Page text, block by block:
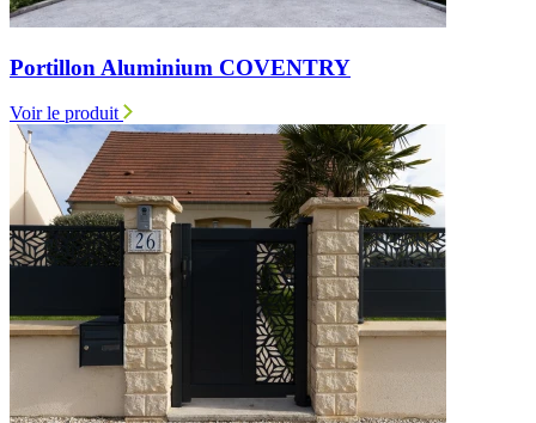
Portillon Aluminium COVENTRY
Voir le produit